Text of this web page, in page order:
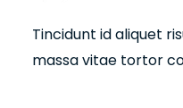
Tincidunt id aliquet
massa vitae tortor